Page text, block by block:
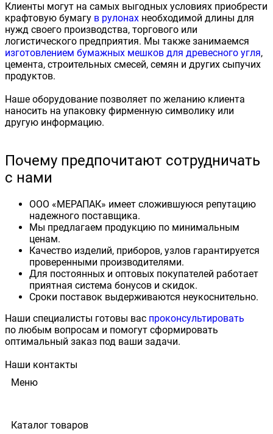
Клиенты могут на самых выгодных условиях приобрести
крафтовую бумагу в рулонах необходимой длины для
нужд своего производства, торгового или
логистического предприятия. Мы также занимаемся
изготовлением бумажных мешков для древесного угля,
цемента, строительных смесей, семян и других сыпучих
продуктов.
Наше оборудование позволяет по желанию клиента
наносить на упаковку фирменную символику или
другую информацию.
Почему предпочитают сотрудничать
с нами
ООО «МЕРАПАК» имеет сложившуюся репутацию
надежного поставщика.
Мы предлагаем продукцию по минимальным
ценам.
Качество изделий, приборов, узлов гарантируется
проверенными производителями.
Для постоянных и оптовых покупателей работает
приятная система бонусов и скидок.
Сроки поставок выдерживаются неукоснительно.
Наши специалисты готовы вас проконсультировать
по любым вопросам и помогут сформировать
оптимальный заказ под ваши задачи.
Наши контакты
Меню
Каталог товаров